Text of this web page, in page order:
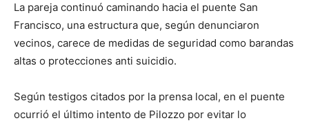
La pareja continuó caminando hacia el puente San
Francisco, una estructura que, según denunciaron
vecinos, carece de medidas de seguridad como barandas
altas o protecciones anti suicidio.
Según testigos citados por la prensa local, en el puente
ocurrió el último intento de Pilozzo por evitar lo